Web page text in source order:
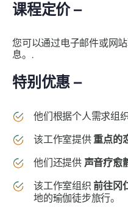
课程定价 –
您可以通过电子邮件或网
息。.
特别优惠 –
他们根据个人需求组
该工作室提供 重点的
他们还提供 声音疗愈
该工作室组织前往冈
地的瑜伽徒步旅行。